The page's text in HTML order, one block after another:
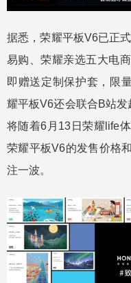
据悉，荣耀平板V6已正
易购、荣耀亲选五大电
即赠送定制保护套，限
耀平板V6还会联合B站发
将随着6月13日荣耀life
荣耀平板V6的发售价格
注一波。